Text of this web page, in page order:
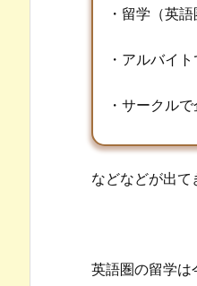
・留学（英
・アルバイ
・サークル
などなどが出て
英語圏の留学は